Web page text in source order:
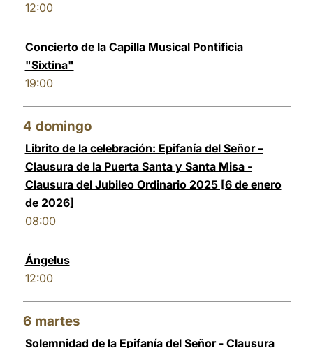
12:00
Concierto de la Capilla Musical Pontificia
"Sixtina"
19:00
4 domingo
Librito de la celebración: Epifanía del Señor –
Clausura de la Puerta Santa y Santa Misa -
Clausura del Jubileo Ordinario 2025 [6 de enero
de 2026]
08:00
Ángelus
12:00
6 martes
Solemnidad de la Epifanía del Señor - Clausura